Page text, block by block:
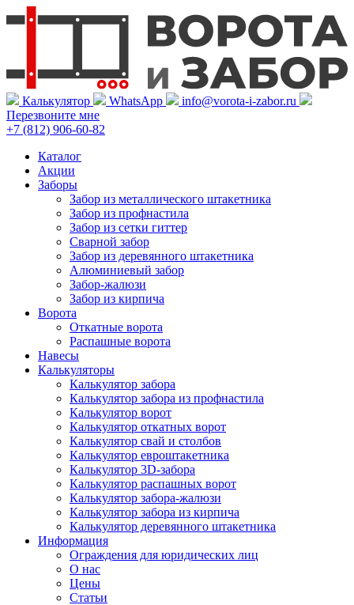
Калькулятор WhatsApp
info@vorota-i-zabor.ru
Перезвоните мне
+7 (812) 906-60-82
Каталог
Акции
Заборы
Забор из металлического штакетника
Забор из профнастила
Забор из сетки гиттер
Сварной забор
Забор из деревянного штакетника
Алюминиевый забор
Забор-жалюзи
Забор из кирпича
Ворота
Откатные ворота
Распашные ворота
Навесы
Калькуляторы
Калькулятор забора
Калькулятор забора из профнастила
Калькулятор ворот
Калькулятор откатных ворот
Калькулятор свай и столбов
Калькулятор евроштакетника
Калькулятор 3D-забора
Калькулятор распашных ворот
Калькулятор забора-жалюзи
Калькулятор забора из кирпича
Калькулятор деревянного штакетника
Информация
Ограждения для юридических лиц
О нас
Цены
Статьи